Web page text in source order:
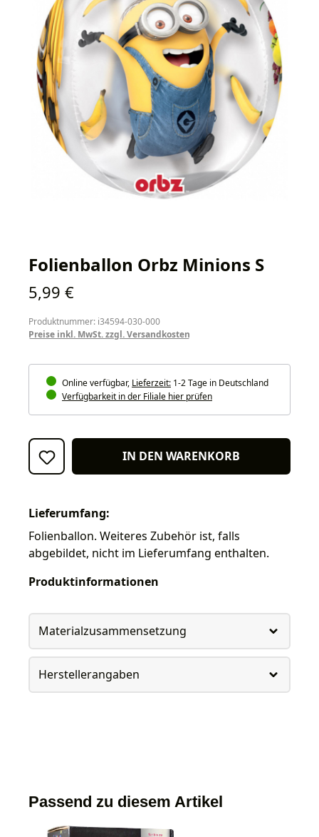
Folienballon Orbz Minions S
Regulärer Preis:
5,99 €
Produktnummer: i34594-030-000
Preise inkl. MwSt. zzgl. Versandkosten
Online verfügbar, Lieferzeit: 1-2 Tage in Deutschland
Verfügbarkeit in der Filiale hier prüfen
IN DEN WARENKORB
Lieferumfang:
Folienballon. Weiteres Zubehör ist, falls
abgebildet, nicht im Lieferumfang enthalten.
Produktinformationen
Materialzusammensetzung
Herstellerangaben
Passend zu diesem Artikel